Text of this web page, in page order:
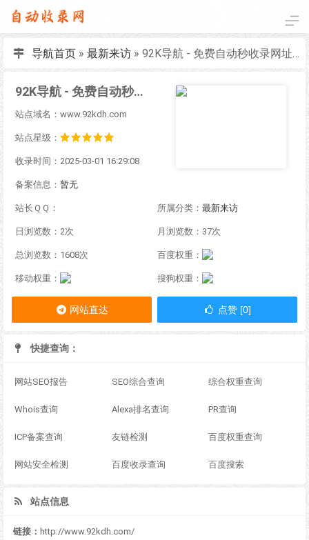
导航首页» 最新来访» 92K导航 - 免费自动秒收录网址导航
92K导航 - 免费自动秒收录网址导航
站点域名：www.92kdh.com
站点星级：
收录时间：2025-03-01 16:29:08
备案信息： 暂无
站长ＱＱ： 所属分类： 最新来访
日浏览数：2次 月浏览数：37次
总浏览数：1608次 百度权重：
移动权重： 搜狗权重：
网站直达 点赞 [0]
快捷查询：
网站SEO报告 SEO综合查询 综合权重查询
Whois查询 Alexa排名查询 PR查询
ICP备案查询 友链检测 百度权重查询
网站安全检测 百度收录查询 百度搜索
站点信息
链接： http://www.92kdh.com/